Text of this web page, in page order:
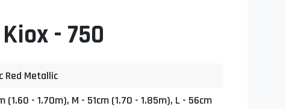
- 750
Red Metallic
(1.60 - 1.70m), M - 51cm (1.70 - 1.85m), L - 56cm